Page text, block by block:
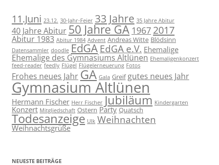
11.Juni 23.12. 30-Jahr-Feier 33 Jahre 35 Jahre Abitur
40 Jahre Abitur 50 Jahre GA 1967 2017
Abitur 1983 Abitur 1984 Advent Andreas Witte Blödsinn
Datensammler doodle EdGA EdGA e.V. Ehemalige
Ehemalige des Gymnasiums Altlünen Ehemaligenkonzert
feed-reader feedly Flügel Flügelerneuerung Fotos
Frohes neues JahrGA Gala Greif gutes neues Jahr
Gymnasium Altlünen
Hermann Fischer Herr Fischer Jubiläum Kindergarten
Konzert Mitgliedschaft Ostern Party Quatsch
Todesanzeige Ulk Weihnachten
Weihnachtsgrüße
NEUESTE BEITRÄGE